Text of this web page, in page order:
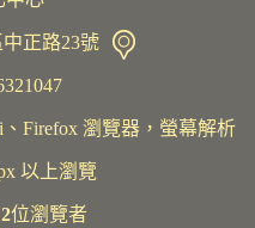
正路23號
、Firefox 瀏覽器，螢幕解析
以上瀏覽
位瀏覽者